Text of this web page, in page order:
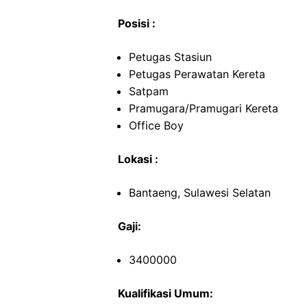
Posisi :
Petugas Stasiun
Petugas Perawatan Kereta
Satpam
Pramugara/Pramugari Kereta
Office Boy
Lokasi :
Bantaeng, Sulawesi Selatan
Gaji:
3400000
Kualifikasi Umum: